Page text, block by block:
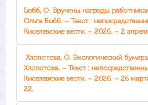
Бобб, О. Вручены награды
Ольга Бобб. – Текст :
Киселевские вести. – 2026. – 2
Хлопотова, О. Экологический
Хлопотова. – Текст :
Киселевские вести. – 2026. – 26
22.